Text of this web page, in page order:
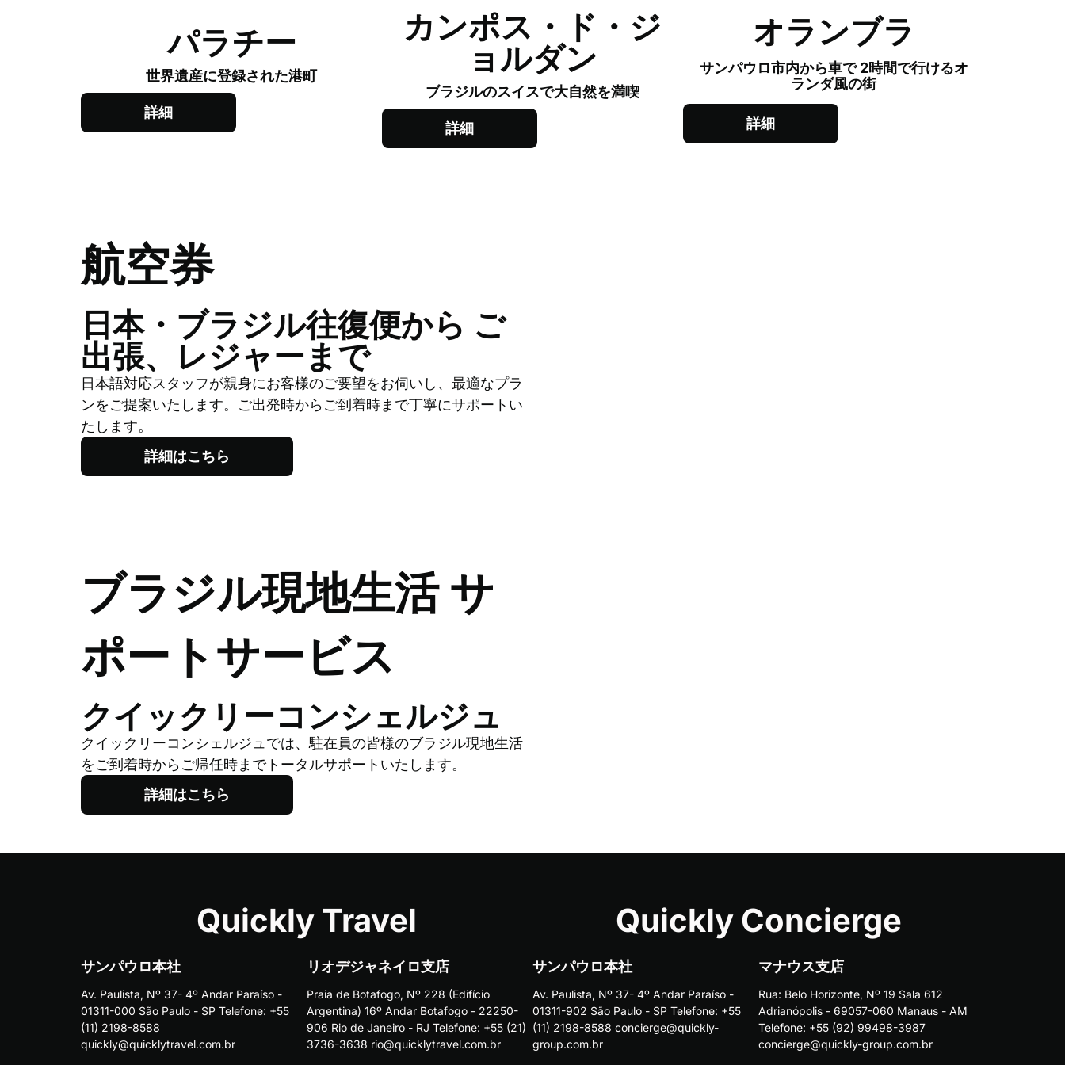
​パラチー
世界遺産に登録された港町
詳細
​カンポス・ド・ジ
ョルダン
ブラジルのスイスで大自然を満喫
詳細
​オランブラ
サンパウロ市内から車で 2時間で行けるオ
ランダ風の街
詳細
​​航空券
​​日本・ブラジル往復便から ご
出張、レジャーまで
​​日本語対応スタッフが親身にお客様のご要望をお伺いし、最適なプラ
ンをご提案いたします。ご出発時からご到着時まで丁寧にサポートい
たします。
詳細はこちら
ブラジル現地生活 サ
ポートサービス
​​クイックリーコンシェルジュ
​クイックリーコンシェルジュでは、駐在員の皆様のブラジル現地生活
をご到着時からご帰任時までトータルサポートいたします。
詳細はこちら
Quickly Travel
​サンパウロ本社
Av. Paulista, Nº 37- 4º Andar Paraíso -
01311-000 São Paulo - SP Telefone: +55
(11) 2198-8588
quickly@quicklytravel.com.br
​リオデジャネイロ支店
Praia de Botafogo, Nº 228 (Edifício
Argentina) 16º Andar Botafogo - 22250-
906 Rio de Janeiro - RJ Telefone: +55 (21)
3736-3638 rio@quicklytravel.com.br
Quickly Concierge
​サンパウロ本社
Av. Paulista, Nº 37- 4º Andar Paraíso -
01311-902 São Paulo - SP Telefone: +55
(11) 2198-8588 concierge@quickly-
group.com.br
マナウス支店
Rua: Belo Horizonte, Nº 19 Sala 612
Adrianópolis - 69057-060 Manaus - AM
Telefone: +55 (92) 99498-3987
concierge@quickly-group.com.br